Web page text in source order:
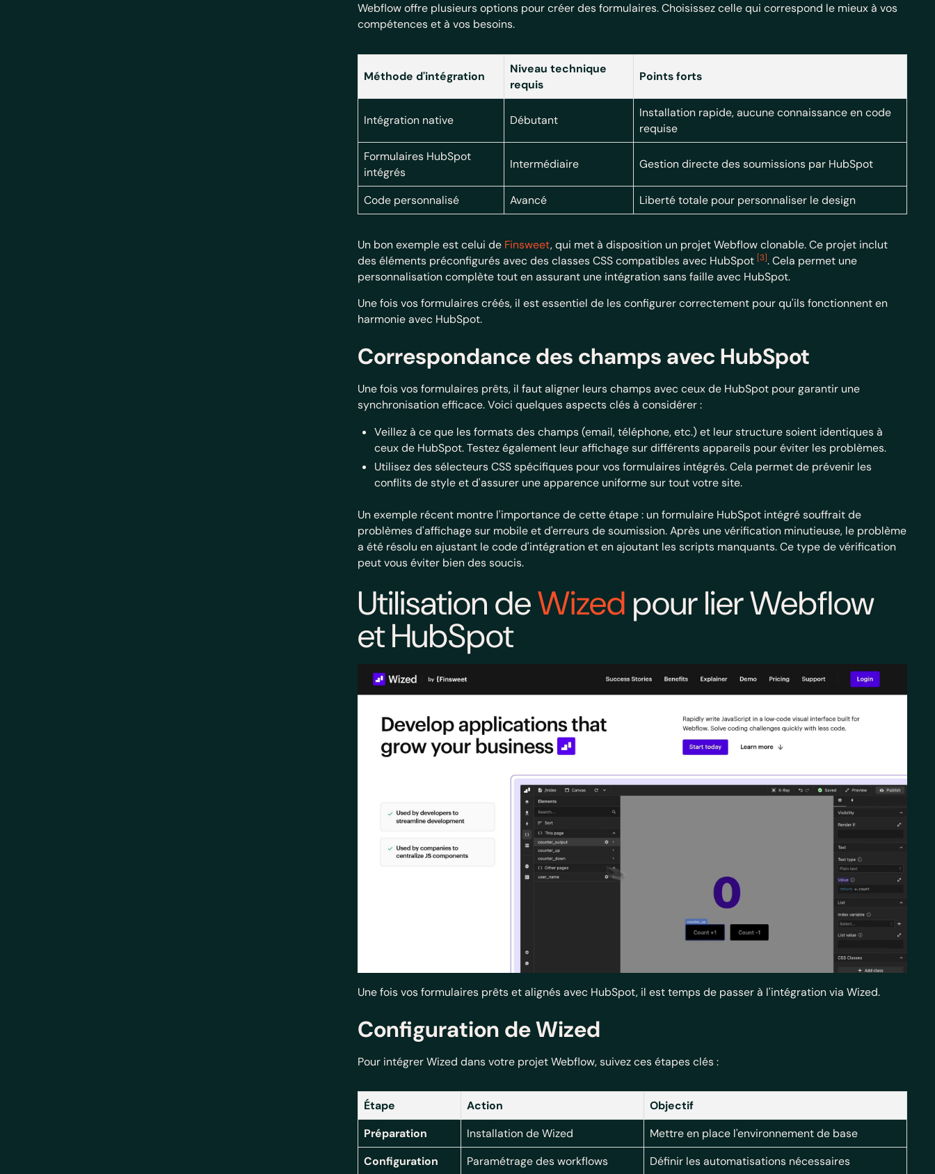
Webflow offre plusieurs options pour créer des formulaires. Choisissez celle qui correspond le mieux à vos
compétences et à vos besoins.
Méthode d'intégration
Niveau technique
requis
Points forts
Intégration native Débutant
Installation rapide, aucune connaissance en code
requise
Formulaires HubSpot
intégrés
Intermédiaire Gestion directe des soumissions par HubSpot
Code personnalisé Avancé Liberté totale pour personnaliser le design
Un bon exemple est celui de Finsweet, qui met à disposition un projet Webflow clonable. Ce projet inclut
des éléments préconfigurés avec des classes CSS compatibles avec HubSpot [3]. Cela permet une
personnalisation complète tout en assurant une intégration sans faille avec HubSpot.
Une fois vos formulaires créés, il est essentiel de les configurer correctement pour qu'ils fonctionnent en
harmonie avec HubSpot.
Correspondance des champs avec HubSpot
Une fois vos formulaires prêts, il faut aligner leurs champs avec ceux de HubSpot pour garantir une
synchronisation efficace. Voici quelques aspects clés à considérer :
Veillez à ce que les formats des champs (email, téléphone, etc.) et leur structure soient identiques à
ceux de HubSpot. Testez également leur affichage sur différents appareils pour éviter les problèmes.
Utilisez des sélecteurs CSS spécifiques pour vos formulaires intégrés. Cela permet de prévenir les
conflits de style et d'assurer une apparence uniforme sur tout votre site.
Un exemple récent montre l'importance de cette étape : un formulaire HubSpot intégré souffrait de
problèmes d'affichage sur mobile et d'erreurs de soumission. Après une vérification minutieuse, le problème
a été résolu en ajustant le code d'intégration et en ajoutant les scripts manquants. Ce type de vérification
peut vous éviter bien des soucis.
Utilisation deWized pour lier Webflow
et HubSpot
Une fois vos formulaires prêts et alignés avec HubSpot, il est temps de passer à l'intégration via Wized.
Configuration de Wized
Pour intégrer Wized dans votre projet Webflow, suivez ces étapes clés :
Étape Action
Objectif
Préparation
Installation de Wized
Mettre en place l'environnement de base
Configuration
Paramétrage des workflows Définir les automatisations nécessaires